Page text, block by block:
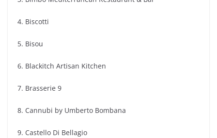
4. Biscotti
5. Bisou
6. Blackitch Artisan Kitchen
7. Brasserie 9
8. Cannubi by Umberto Bombana
9. Castello Di Bellagio